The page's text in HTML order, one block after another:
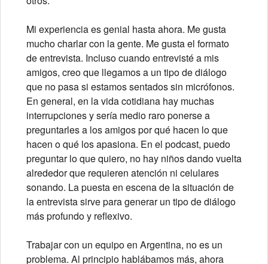
Mi experiencia es genial hasta ahora. Me gusta
mucho charlar con la gente. Me gusta el formato
de entrevista. Incluso cuando entrevisté a mis
amigos, creo que llegamos a un tipo de diálogo
que no pasa si estamos sentados sin micrófonos.
En general, en la vida cotidiana hay muchas
interrupciones y sería medio raro ponerse a
preguntarles a los amigos por qué hacen lo que
hacen o qué los apasiona. En el podcast, puedo
preguntar lo que quiero, no hay niños dando vuelta
alrededor que requieren atención ni celulares
sonando. La puesta en escena de la situación de
la entrevista sirve para generar un tipo de diálogo
más profundo y reflexivo.
Trabajar con un equipo en Argentina, no es un
problema. Al principio hablábamos más, ahora